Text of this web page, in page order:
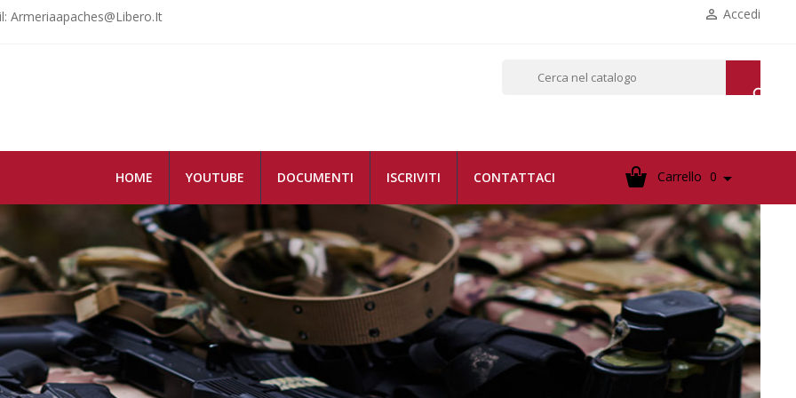
Armeriaapaches@libero.it  Accedi
HOME YOUTUBE DOCUMENTI ISCRIVITI CONTATTACI Carrello 0 
